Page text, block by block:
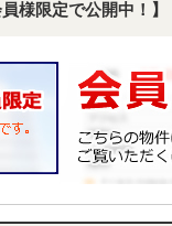
員様限定で公開中！】